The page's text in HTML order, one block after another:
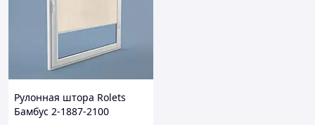
Рулонная штора Rolets
Бамбус 2-1887-2100